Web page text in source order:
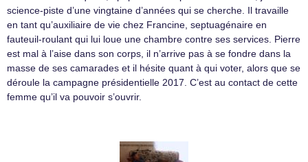
science-piste d’une vingtaine d’années qui se cherche. Il travaille
en tant qu’auxiliaire de vie chez Francine, septuagénaire en
fauteuil-roulant qui lui loue une chambre contre ses services. Pierre
est mal à l’aise dans son corps, il n’arrive pas à se fondre dans la
masse de ses camarades et il hésite quant à qui voter, alors que se
déroule la campagne présidentielle 2017. C’est au contact de cette
femme qu’il va pouvoir s’ouvrir.